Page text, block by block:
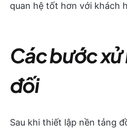
quan hệ tốt hơn với khách
Các bước xử
đối
Sau khi thiết lập nền tảng